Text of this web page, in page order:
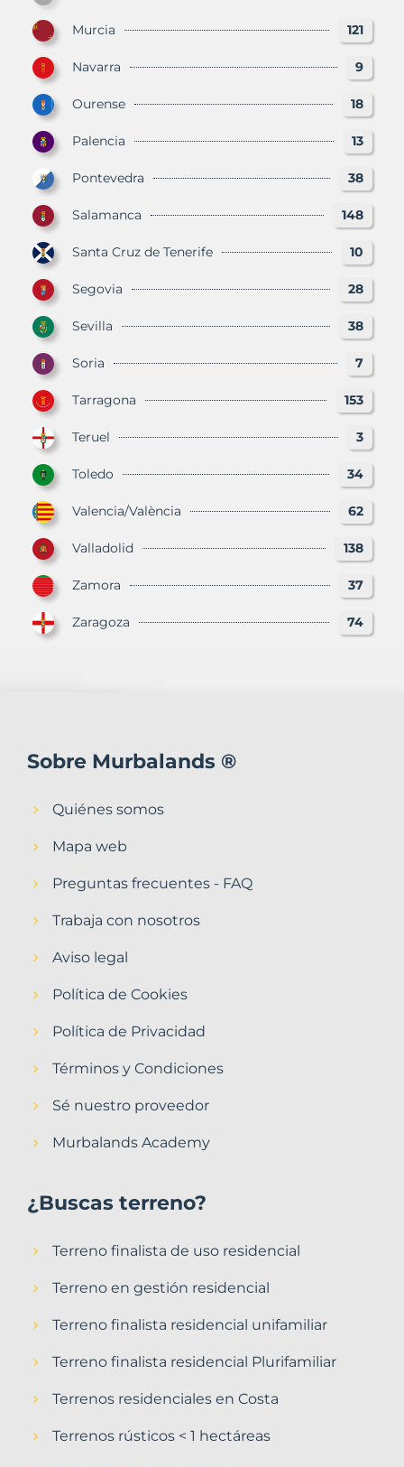
Murcia 121
Navarra 9
Ourense 18
Palencia 13
Pontevedra 38
Salamanca 148
Santa Cruz de Tenerife 10
Segovia 28
Sevilla 38
Soria 7
Tarragona 153
Teruel 3
Toledo 34
Valencia/València 62
Valladolid 138
Zamora 37
Zaragoza 74
Sobre Murbalands ®
Quiénes somos
Mapa web
Preguntas frecuentes - FAQ
Trabaja con nosotros
Aviso legal
Política de Cookies
Política de Privacidad
Términos y Condiciones
Sé nuestro proveedor
Murbalands Academy
¿Buscas terreno?
Terreno finalista de uso residencial
Terreno en gestión residencial
Terreno finalista residencial unifamiliar
Terreno finalista residencial Plurifamiliar
Terrenos residenciales en Costa
Terrenos rústicos < 1 hectáreas